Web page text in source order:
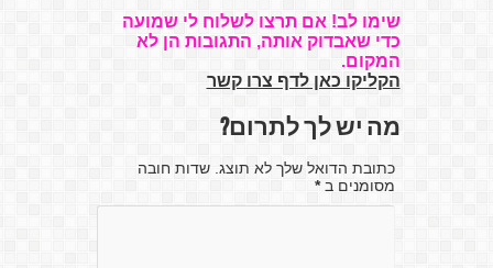
שימו לב! אם תרצו לשלוח לי שמועה
כדי שאבדוק אותה, התגובות הן לא
המקום.
הקליקו כאן לדף צרו קשר
מה יש לך לתרום?
כתובת הדואל שלך לא תוצג. שדות חובה
מסומנים ב*